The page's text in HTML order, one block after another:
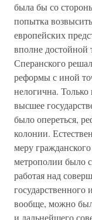
была бы со
попытка
европейских
вполне достойной
Сперанского
реформы с иной
нелогична.
высшее
было опереться,
колонии.
меру
метрополии было
работая над
государственного
вообще, можно
и дальнейшего